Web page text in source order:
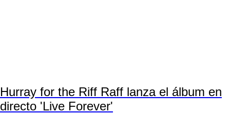
Hurray for the Riff Raff lanza el álbum en
directo 'Live Forever'